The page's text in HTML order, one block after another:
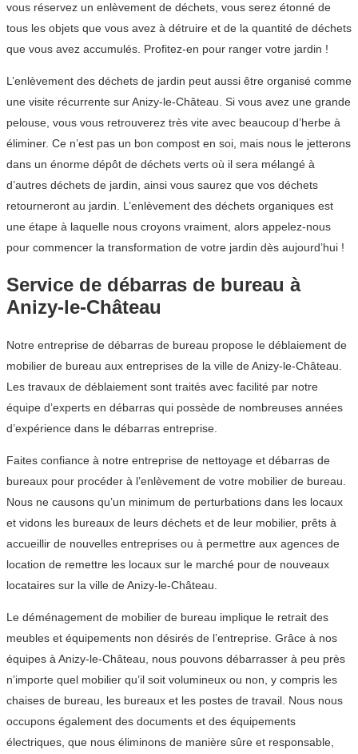
vous réservez un enlèvement de déchets, vous serez étonné de
tous les objets que vous avez à détruire et de la quantité de déchets
que vous avez accumulés. Profitez-en pour ranger votre jardin !
L’enlèvement des déchets de jardin peut aussi être organisé comme
une visite récurrente sur Anizy-le-Château. Si vous avez une grande
pelouse, vous vous retrouverez très vite avec beaucoup d’herbe à
éliminer. Ce n’est pas un bon compost en soi, mais nous le jetterons
dans un énorme dépôt de déchets verts où il sera mélangé à
d’autres déchets de jardin, ainsi vous saurez que vos déchets
retourneront au jardin. L’enlèvement des déchets organiques est
une étape à laquelle nous croyons vraiment, alors appelez-nous
pour commencer la transformation de votre jardin dès aujourd’hui !
Service de débarras de bureau à
Anizy-le-Château
Notre entreprise de débarras de bureau propose le déblaiement de
mobilier de bureau aux entreprises de la ville de Anizy-le-Château.
Les travaux de déblaiement sont traités avec facilité par notre
équipe d’experts en débarras qui possède de nombreuses années
d’expérience dans le débarras entreprise.
Faites confiance à notre entreprise de nettoyage et débarras de
bureaux pour procéder à l’enlèvement de votre mobilier de bureau.
Nous ne causons qu’un minimum de perturbations dans les locaux
et vidons les bureaux de leurs déchets et de leur mobilier, prêts à
accueillir de nouvelles entreprises ou à permettre aux agences de
location de remettre les locaux sur le marché pour de nouveaux
locataires sur la ville de Anizy-le-Château.
Le déménagement de mobilier de bureau implique le retrait des
meubles et équipements non désirés de l’entreprise. Grâce à nos
équipes à Anizy-le-Château, nous pouvons débarrasser à peu près
n’importe quel mobilier qu’il soit volumineux ou non, y compris les
chaises de bureau, les bureaux et les postes de travail. Nous nous
occupons également des documents et des équipements
électriques, que nous éliminons de manière sûre et responsable,